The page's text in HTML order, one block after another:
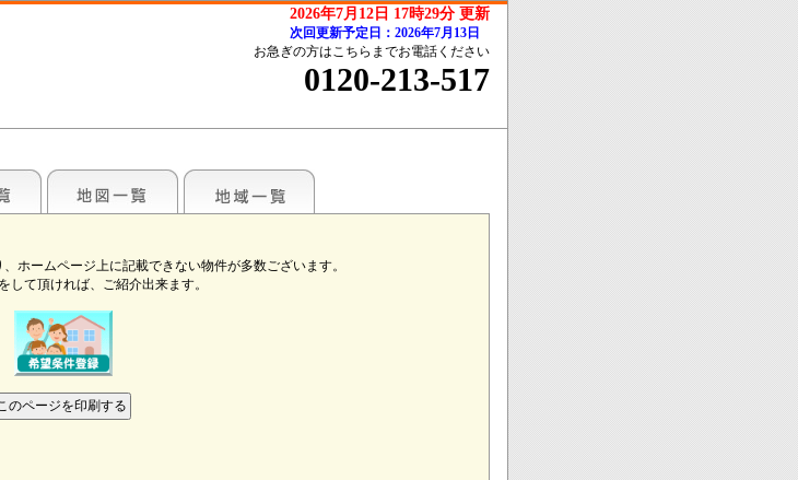
2026年7月12日 17時29分 更新
次回更新予定日：2026年7月13日
お急ぎの方はこちらまでお電話ください
0120-213-517
ホームページ上に記載できない物件が多数ございます。
して頂ければ、ご紹介出来ます。